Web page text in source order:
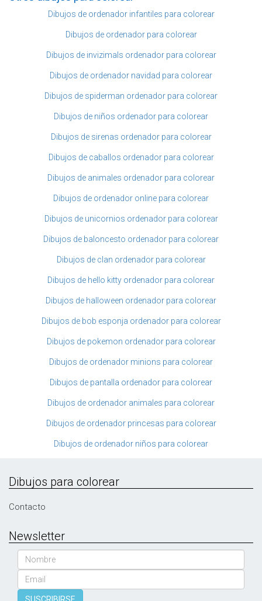
Dibujos de ordenador infantiles para colorear
Dibujos de ordenador para colorear
Dibujos de invizimals ordenador para colorear
Dibujos de ordenador navidad para colorear
Dibujos de spiderman ordenador para colorear
Dibujos de niños ordenador para colorear
Dibujos de sirenas ordenador para colorear
Dibujos de caballos ordenador para colorear
Dibujos de animales ordenador para colorear
Dibujos de ordenador online para colorear
Dibujos de unicornios ordenador para colorear
Dibujos de baloncesto ordenador para colorear
Dibujos de clan ordenador para colorear
Dibujos de hello kitty ordenador para colorear
Dibujos de halloween ordenador para colorear
Dibujos de bob esponja ordenador para colorear
Dibujos de pokemon ordenador para colorear
Dibujos de ordenador minions para colorear
Dibujos de pantalla ordenador para colorear
Dibujos de ordenador animales para colorear
Dibujos de ordenador princesas para colorear
Dibujos de ordenador niños para colorear
Dibujos para colorear
Contacto
Newsletter
Nombre
Email